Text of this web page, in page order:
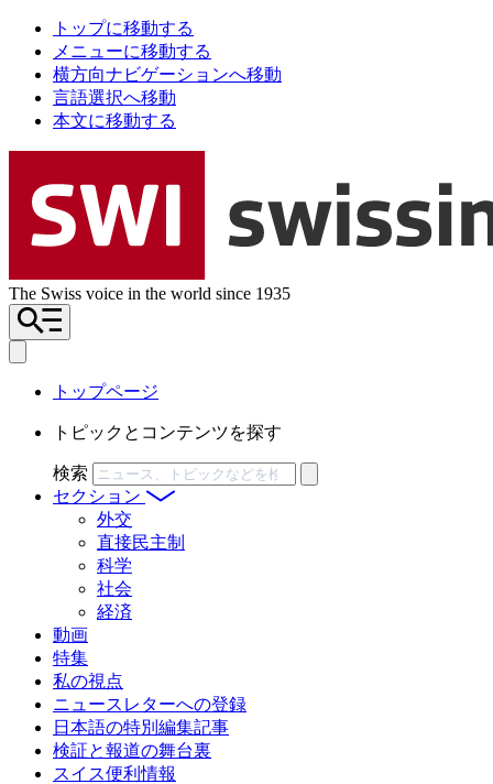
トップに移動する
メニューに移動する
横方向ナビゲーションへ移動
言語選択へ移動
本文に移動する
The Swiss voice in the world since 1935
トップページ
トピックとコンテンツを探す
検索
セクション
外交
直接民主制
科学
社会
経済
動画
特集
私の視点
ニュースレターへの登録
日本語の特別編集記事
検証と報道の舞台裏
スイス便利情報